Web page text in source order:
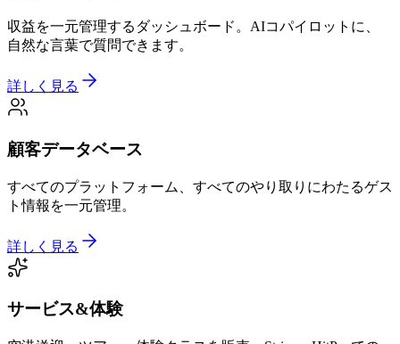
収益を一元管理するダッシュボード。AIコパイロットに、
自然な言葉で質問できます。
詳しく見る
顧客データベース
すべてのプラットフォーム、すべてのやり取りにわたるゲス
ト情報を一元管理。
詳しく見る
サービス&体験